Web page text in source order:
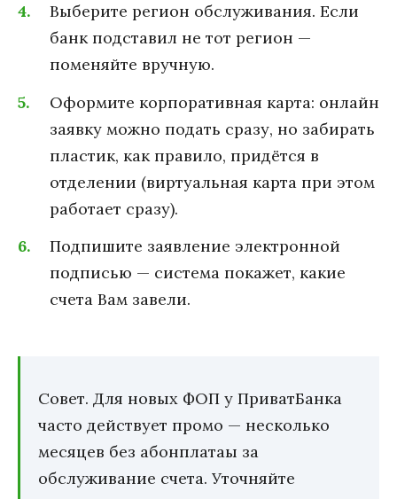
Выберите регион обслуживания. Если
банк подставил не тот регион —
поменяйте вручную.
Оформите корпоративная карта: онлайн
заявку можно подать сразу, но забирать
пластик, как правило, придётся в
отделении (виртуальная карта при этом
работает сразу).
Подпишите заявление электронной
подписью — система покажет, какие
счета Вам завели.
Совет. Для новых ФОП у ПриватБанка
часто действует промо — несколько
месяцев без абонплатаы за
обслуживание счета. Уточняйте